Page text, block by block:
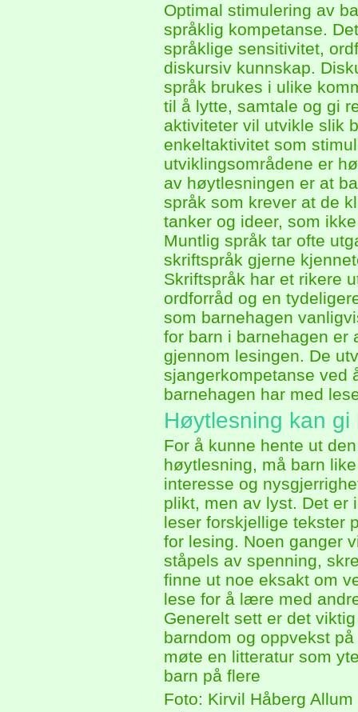
Optimal stimulering av
språklig kompetanse.
språklige sensitivitet,
diskursiv kunnskap.
språk brukes i ulike
til å lytte, samtale og gi
aktiviteter vil utvikle slik
enkeltaktivitet som
utviklingsområdene er
av høytlesningen er at
språk som krever at de
tanker og ideer, som
Muntlig språk tar ofte
skriftspråk gjerne
Skriftspråk har et rikere
ordforråd og en
som barnehagen
for barn i barnehagen er
gjennom lesingen. De
sjangerkompetanse ved
barnehagen har med
Høytlesning kan
For å kunne hente ut
høytlesning, må barn
interesse og
plikt, men av lyst. Det er
leser forskjellige tekster
for lesing. Noen ganger
ståpels av spenning,
finne ut noe eksakt om
lese for å lære med
Generelt sett er det
barndom og oppvekst
møte en litteratur som
barn på flere
Foto: Kirvil Håberg Allum